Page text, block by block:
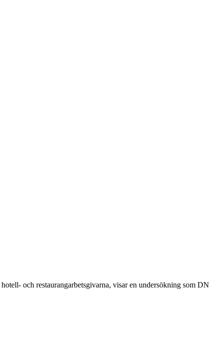
och restaurangarbetsgivarna, visar en undersökning som DN